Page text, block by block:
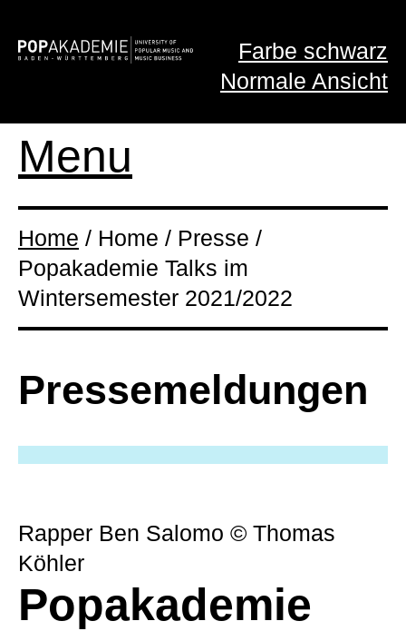
Farbe schwarz
Normale Ansicht
Menu
Home / Home / Presse /
Popakademie Talks im
Wintersemester 2021/2022
Presse­meldungen
Rapper Ben Salomo © Thomas
Köhler
Popakademie